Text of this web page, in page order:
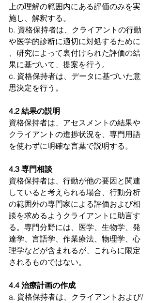
上の理解の範囲内にある評価のみを実
施し、解釈する。
b. 資格保持者は、クライアントの行動
や医学的診断に適切に対処するために
、研究によって裏付けられた評価の結
果に基づいて、提案を行う。
c. 資格保持者は、データに基づいた意
思決定を行う。
4.2 結果の説明
資格保持者は、アセスメントの結果や
クライアントの進捗状況を、専門用語
を使わずに明確な言葉で説明する。
4.3 専門相談
資格保持者は、行動が他の要因と関連
していると考えられる場合、行動分析
の範囲外の専門家による評価および相
談を求めるようクライアントに助言す
る。専門分野には、医学、生物学、発
達学、言語学、作業療法、物理学、心
理学などが含まれるが、これらに限定
されるものではない。
4.4 治療計画の作成
a. 資格保持者は、クライアントおよび/